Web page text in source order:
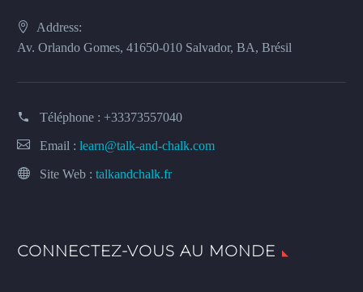
Address:
Av. Orlando Gomes, 41650-010 Salvador, BA, Brésil
Téléphone : +33373557040
Email : learn@talk-and-chalk.com
Site Web : talkandchalk.fr
CONNECTEZ-VOUS AU MONDE